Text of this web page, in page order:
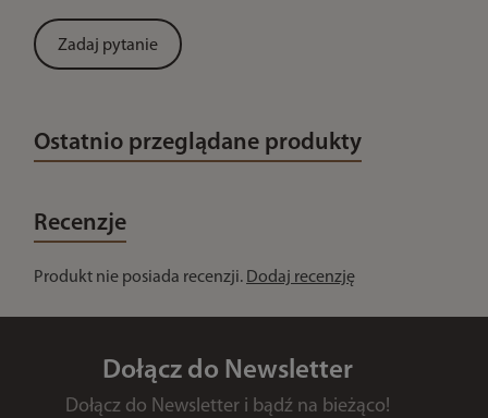
Zadaj pytanie
Ostatnio przeglądane produkty
Recenzje
Produkt nie posiada recenzji. Dodaj recenzję
Dołącz do Newsletter
Dołącz do Newsletter i bądź na bieżąco!